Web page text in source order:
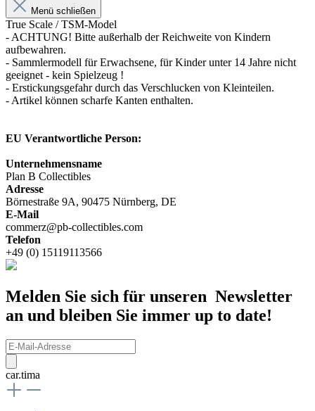
Menü schließen
True Scale / TSM-Model
- ACHTUNG! Bitte außerhalb der Reichweite von Kindern
aufbewahren.
- Sammlermodell für Erwachsene, für Kinder unter 14 Jahre nicht
geeignet - kein Spielzeug !
- Erstickungsgefahr durch das Verschlucken von Kleinteilen.
- Artikel können scharfe Kanten enthalten.
EU Verantwortliche Person:
Unternehmensname
Plan B Collectibles
Adresse
Börnestraße 9A, 90475 Nürnberg, DE
E-Mail
commerz@pb-collectibles.com
Telefon
+49 (0) 15119113566
Melden Sie sich für unseren Newsletter
an und bleiben Sie immer up to date!
car.tima